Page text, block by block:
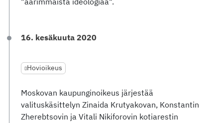
16. kesäkuuta 2020
Hovioikeus
Moskovan kaupunginoikeus järjestää
valituskäsittelyn Zinaida Krutyakovan, Konstantin
Zherebtsovin ja Vitali Nikiforovin kotiarestin